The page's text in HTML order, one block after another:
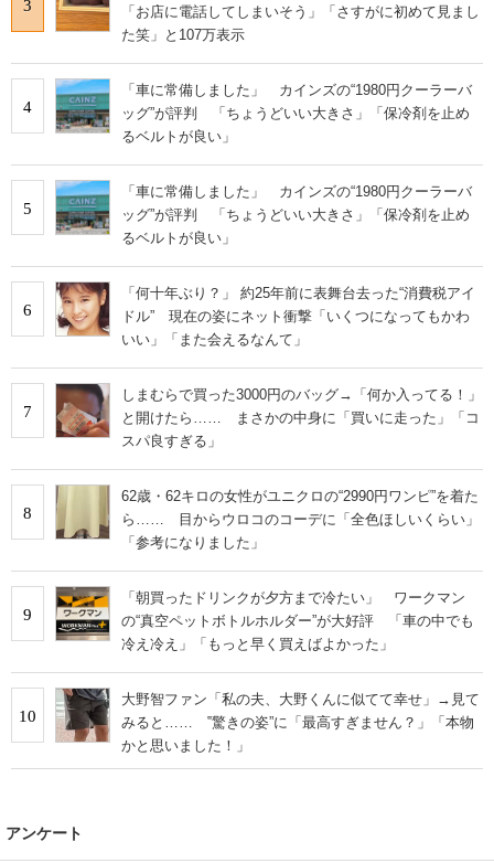
3
「お店に電話してしまいそう」「さすがに初めて見まし
た笑」と107万表示
4
「車に常備しました」 カインズの“1980円クーラーバ
ッグ”が評判 「ちょうどいい大きさ」「保冷剤を止め
るベルトが良い」
5
「車に常備しました」 カインズの“1980円クーラーバ
ッグ”が評判 「ちょうどいい大きさ」「保冷剤を止め
るベルトが良い」
6
「何十年ぶり？」 約25年前に表舞台去った“消費税アイ
ドル” 現在の姿にネット衝撃「いくつになってもかわ
いい」「また会えるなんて」
7
しまむらで買った3000円のバッグ→「何か入ってる！」
と開けたら…… まさかの中身に「買いに走った」「コ
スパ良すぎる」
8
62歳・62キロの女性がユニクロの“2990円ワンピ”を着た
ら…… 目からウロコのコーデに「全色ほしいくらい」
「参考になりました」
9
「朝買ったドリンクが夕方まで冷たい」 ワークマン
の“真空ペットボトルホルダー”が大好評 「車の中でも
冷え冷え」「もっと早く買えばよかった」
10
大野智ファン「私の夫、大野くんに似てて幸せ」→見て
みると…… ‟驚きの姿”に「最高すぎません？」「本物
かと思いました！」
アンケート